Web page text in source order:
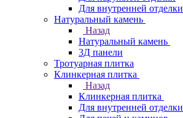
Для внутренней отделки
Натуральный камень
Назад
Натуральный камень
3Д панели
Тротуарная плитка
Клинкерная плитка
Назад
Клинкерная плитка
Для внутренней отделки